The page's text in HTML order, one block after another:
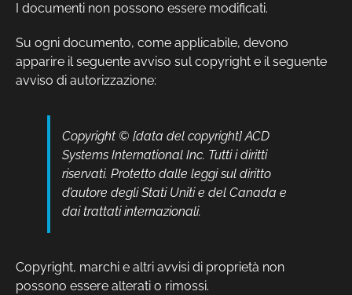
I documenti non possono essere modificati.
Su ogni documento, come applicabile, devono
apparire il seguente avviso sul copyright e il seguente
avviso di autorizzazione:
Copyright © [data del copyright] ACD
Systems International Inc. Tutti i diritti
riservati. Protetto dalle leggi sul diritto
d’autore degli Stati Uniti e del Canada e
dai trattati internazionali.
Copyright, marchi e altri avvisi di proprietà non
possono essere alterati o rimossi.